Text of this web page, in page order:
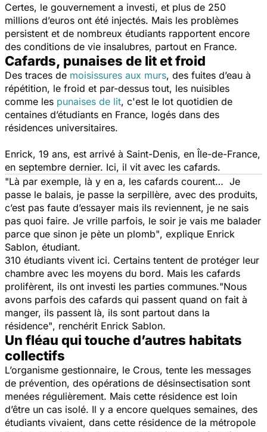
Certes, le gouvernement a investi, et plus de 250
millions d’euros ont été injectés. Mais les problèmes
persistent et de nombreux étudiants rapportent encore
des conditions de vie insalubres, partout en France.
Cafards, punaises de lit et froid
Des traces de moisissures aux murs, des fuites d’eau à
répétition, le froid et par-dessus tout, les nuisibles
comme les punaises de lit, c'est le lot quotidien de
centaines d’étudiants en France, logés dans des
résidences universitaires.
Enrick, 19 ans, est arrivé à Saint-Denis, en Île-de-France,
en septembre dernier. Ici, il vit avec les cafards.
"Là par exemple, là y en a, les cafards courent… Je
passe le balais, je passe la serpillère, avec des produits,
c’est pas faute d’essayer mais ils reviennent, je ne sais
pas quoi faire. Je vrille parfois, le soir je vais me balader
parce que sinon je pète un plomb", explique Enrick
Sablon, étudiant.
310 étudiants vivent ici. Certains tentent de protéger leur
chambre avec les moyens du bord. Mais les cafards
prolifèrent, ils ont investi les parties communes."Nous
avons parfois des cafards qui passent quand on fait à
manger, ils passent là, ils sont partout dans la
résidence", renchérit Enrick Sablon.
Un fléau qui touche d’autres habitats
collectifs
L’organisme gestionnaire, le Crous, tente les messages
de prévention, des opérations de désinsectisation sont
menées régulièrement. Mais cette résidence est loin
d’être un cas isolé. Il y a encore quelques semaines, des
étudiants vivaient, dans cette résidence de la métropole